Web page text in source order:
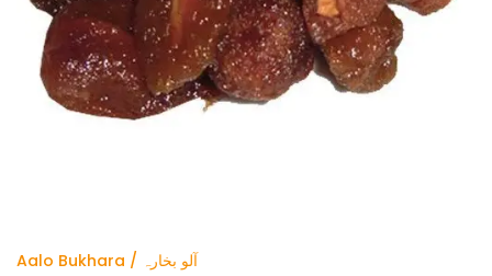
Aalo Bukhara / آلو بخارہ